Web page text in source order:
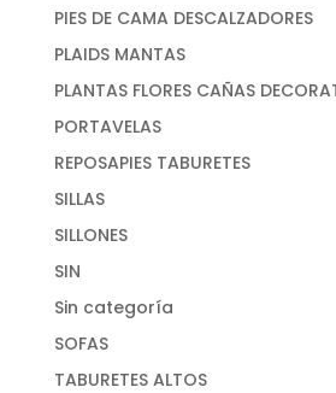
PIES DE CAMA DESCALZADORES
PLAIDS MANTAS
PLANTAS FLORES CAÑAS
PORTAVELAS
REPOSAPIES TABURETES
SILLAS
SILLONES
SIN
Sin categoría
SOFAS
TABURETES ALTOS